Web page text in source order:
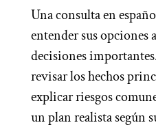
Una consulta en
entender sus opciones
decisiones
revisar los hechos
explicar riesgos
un plan realista según